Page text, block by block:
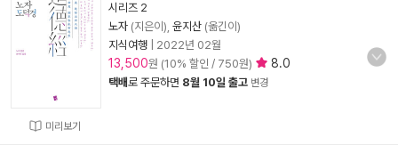
미리보기
시리즈 2
노자 (지은이), 윤지산 (옮긴이)
지식여행
2022년 02월
13,500원 (10% 할인 / 750원) 8.0
택배로 주문하면 8월 10일 출고 변경